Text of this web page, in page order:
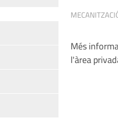
Més
l'àrea